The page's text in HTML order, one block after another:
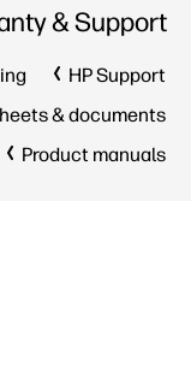
& Support
HP Support
& documents
Product manuals